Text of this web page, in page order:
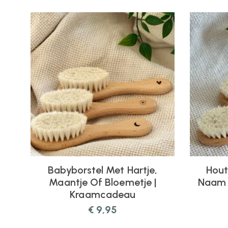
Babyborstel Met Hartje,
Maantje Of Bloemetje |
Kraamcadeau
€ 9,95